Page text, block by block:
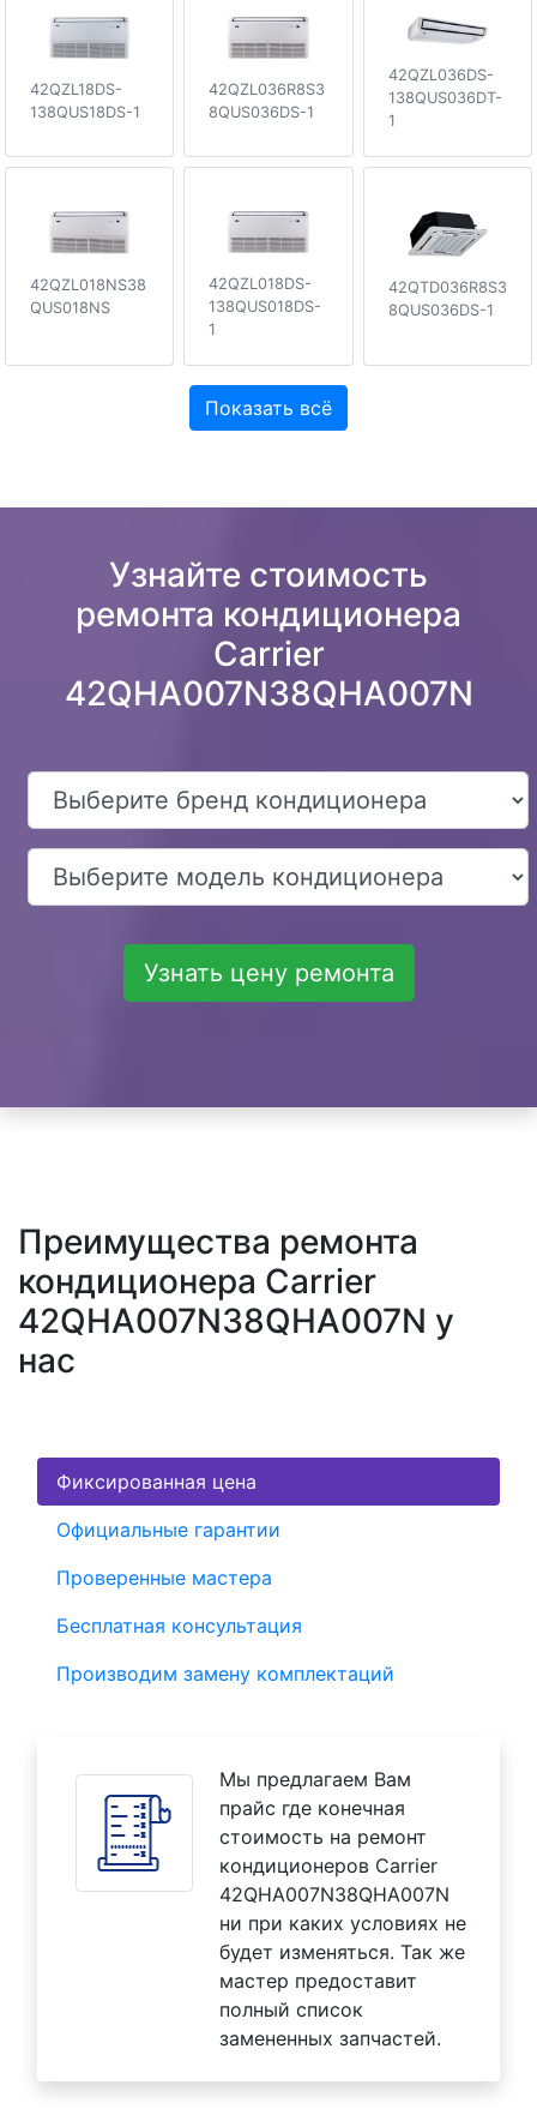
42QZL18DS-
138QUS18DS-1
42QZL036R8S3
8QUS036DS-1
42QZL036DS-
138QUS036DT-
1
42QZL018NS38
QUS018NS
42QZL018DS-
138QUS018DS-
1
42QTD036R8S3
8QUS036DS-1
Показать всё
Узнайте стоимость
ремонта кондиционера
Carrier
42QHA007N38QHA007N
Узнать цену ремонта
Преимущества ремонта
кондиционера Carrier
42QHA007N38QHA007N у
нас
Фиксированная цена
Официальные гарантии
Проверенные мастера
Бесплатная консультация
Производим замену комплектаций
Мы предлагаем Вам
прайс где конечная
стоимость на ремонт
кондиционеров Carrier
42QHA007N38QHA007N
ни при каких условиях не
будет изменяться. Так же
мастер предоставит
полный список
замененных запчастей.